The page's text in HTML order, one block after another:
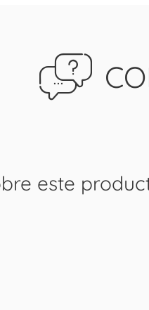
este